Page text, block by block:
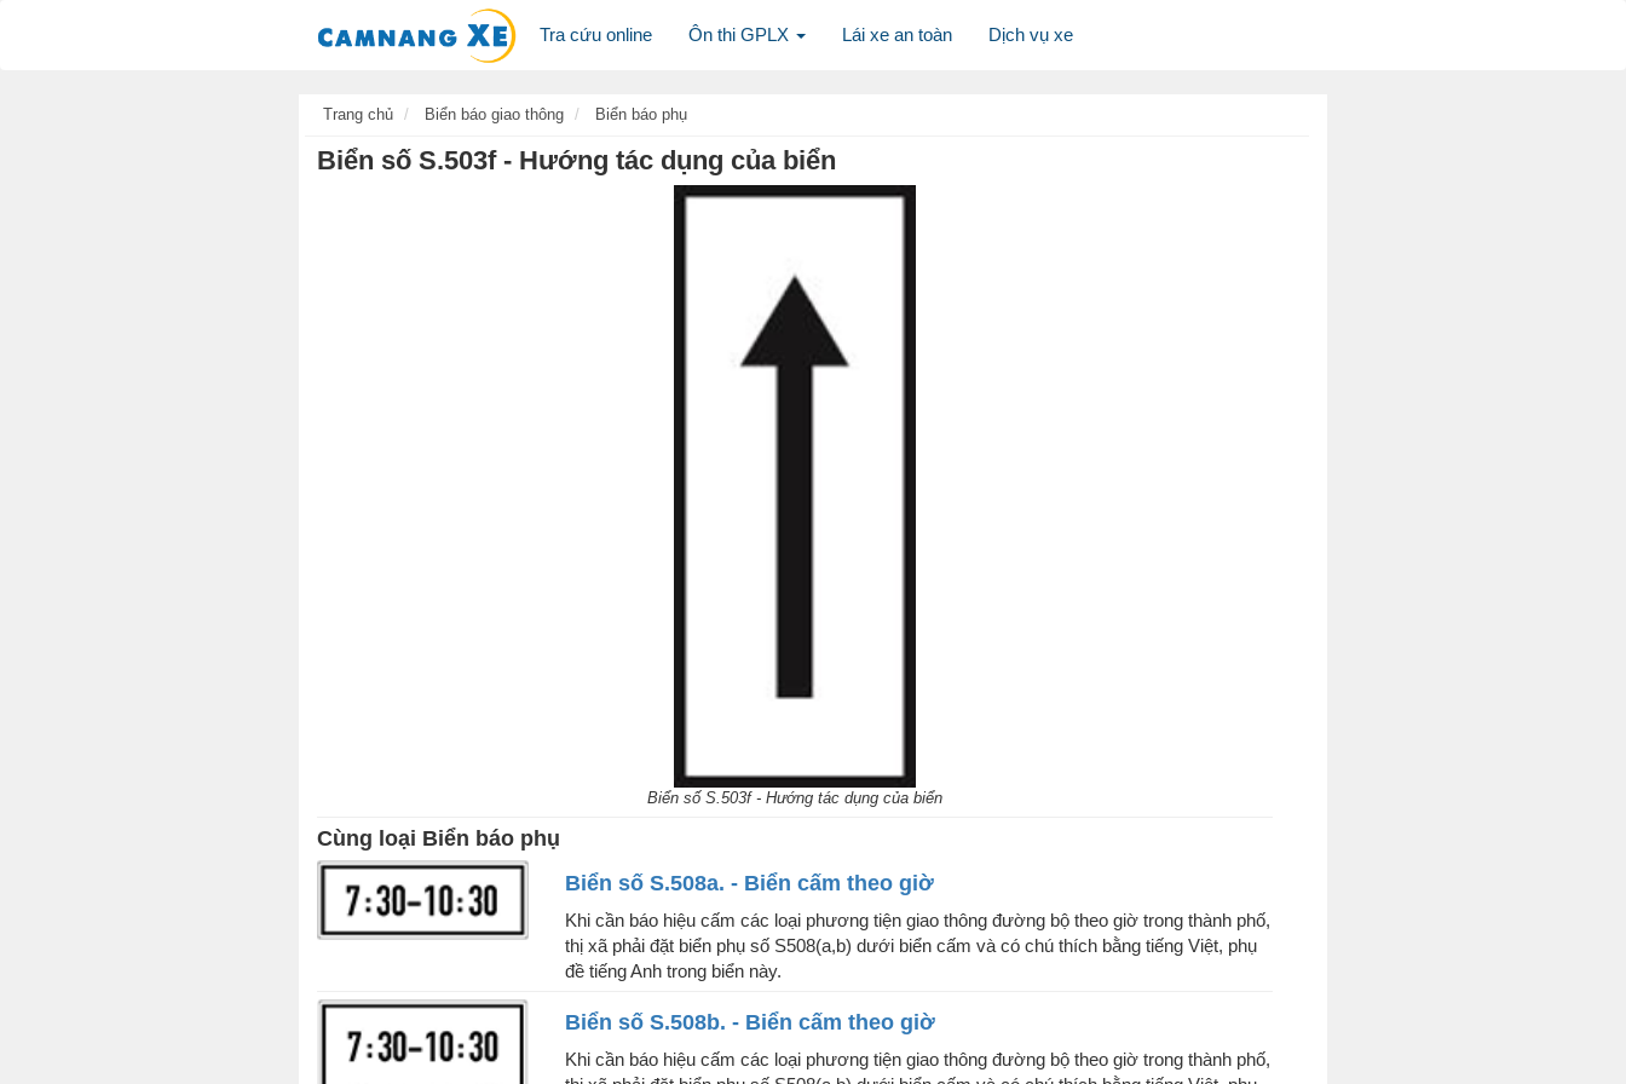
Tra cứu online Ôn thi GPLX Lái xe an toàn Dịch vụ xe
Trang chủ Biển báo giao thông Biển báo phụ
Biển số S.503f - Hướng tác dụng của biển
Biển số S.503f - Hướng tác dụng của biển
Cùng loại Biển báo phụ
Biển số S.508a. - Biển cấm theo giờ
Khi cần báo hiệu cấm các loại phương tiện giao thông đường bộ theo giờ trong thành phố,
thị xã phải đặt biển phụ số S508(a,b) dưới biển cấm và có chú thích bằng tiếng Việt, phụ
đề tiếng Anh trong biển này.
Biển số S.508b. - Biển cấm theo giờ
Khi cần báo hiệu cấm các loại phương tiện giao thông đường bộ theo giờ trong thành phố,